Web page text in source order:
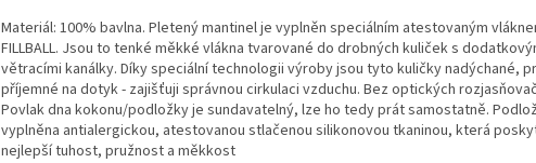
Materiál: 100% bavlna. Pletený mantinel je vyplněn speciálním atestovaným
FILLBALL. Jsou to tenké měkké vlákna tvarované do drobných kuliček s
větracími kanálky. Díky speciální technologii výroby jsou tyto kuličky nadýchané,
příjemné na dotyk - zajišťuji správnou cirkulaci vzduchu. Bez optických
Povlak dna kokonu/podložky je sundavatelný, lze ho tedy prát samostatně.
vyplněna antialergickou, atestovanou stlačenou silikonovou tkaninou, která
nejlepší tuhost, pružnost a měkkost